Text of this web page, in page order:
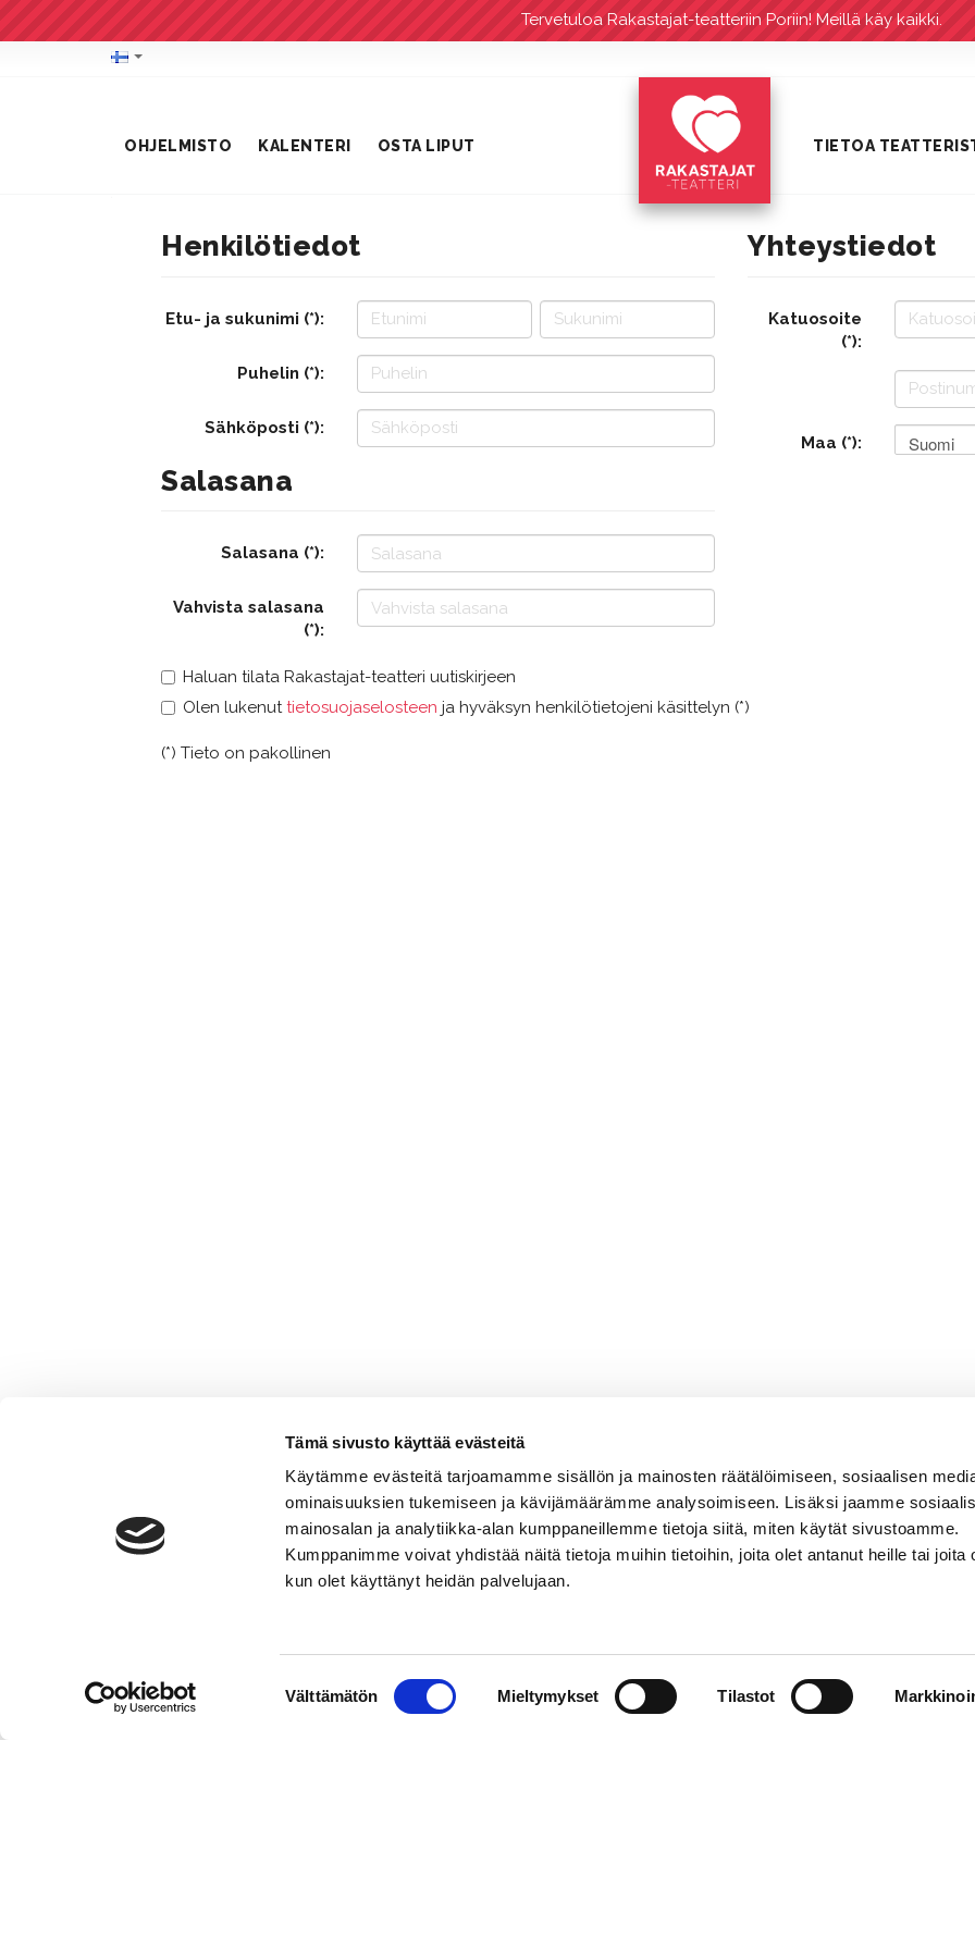
Tämä sivusto käyttää evästeitä
Käytämme evästeitä tarjoamamme sisällön ja mainosten räätälöimiseen, sosiaalisen
ominaisuuksien tukemiseen ja kävijämäärämme analysoimiseen. Lisäksi jaamme
mainosalan ja analytiikka-alan kumppaneillemme tietoja siitä, miten käytät sivustoamme.
Kumppanimme voivat yhdistää näitä tietoja muihin tietoihin, joita olet antanut heille tai joita
kun olet käyttänyt heidän palvelujaan.
Välttämätön Mieltymykset Tilastot
Tervetuloa Rakastajat-teatteriin Poriin! Meillä käy kaikki.
OHJELMISTO KALENTERI OSTA LIPUT TIETOA
Henkilötiedot
Etu- ja sukunimi (*):
Puhelin (*):
Sähköposti (*):
Salasana
Salasana (*):
Vahvista salasana
(*):
Yhteystiedot
Katuosoite
(*):
Maa (*): Suomi
Haluan tilata Rakastajat-teatteri uutiskirjeen
Olen lukenuttietosuojaselosteen ja hyväksyn henkilötietojeni käsittelyn (*)
(*) Tieto on pakollinen